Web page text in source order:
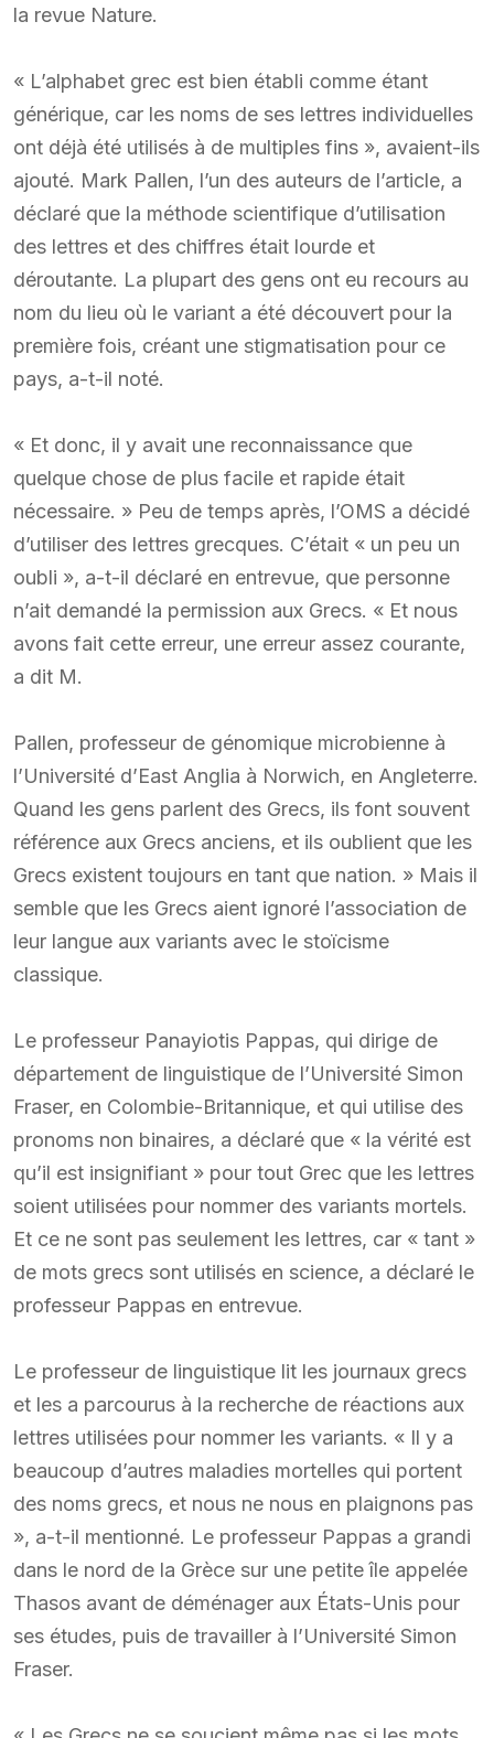
la revue Nature.
« L’alphabet grec est bien établi comme étant
générique, car les noms de ses lettres individuelles
ont déjà été utilisés à de multiples fins », avaient-ils
ajouté. Mark Pallen, l’un des auteurs de l’article, a
déclaré que la méthode scientifique d’utilisation
des lettres et des chiffres était lourde et
déroutante. La plupart des gens ont eu recours au
nom du lieu où le variant a été découvert pour la
première fois, créant une stigmatisation pour ce
pays, a-t-il noté.
« Et donc, il y avait une reconnaissance que
quelque chose de plus facile et rapide était
nécessaire. » Peu de temps après, l’OMS a décidé
d’utiliser des lettres grecques. C’était « un peu un
oubli », a-t-il déclaré en entrevue, que personne
n’ait demandé la permission aux Grecs. « Et nous
avons fait cette erreur, une erreur assez courante,
a dit M.
Pallen, professeur de génomique microbienne à
l’Université d’East Anglia à Norwich, en Angleterre.
Quand les gens parlent des Grecs, ils font souvent
référence aux Grecs anciens, et ils oublient que les
Grecs existent toujours en tant que nation. » Mais il
semble que les Grecs aient ignoré l’association de
leur langue aux variants avec le stoïcisme
classique.
Le professeur Panayiotis Pappas, qui dirige de
département de linguistique de l’Université Simon
Fraser, en Colombie-Britannique, et qui utilise des
pronoms non binaires, a déclaré que « la vérité est
qu’il est insignifiant » pour tout Grec que les lettres
soient utilisées pour nommer des variants mortels.
Et ce ne sont pas seulement les lettres, car « tant »
de mots grecs sont utilisés en science, a déclaré le
professeur Pappas en entrevue.
Le professeur de linguistique lit les journaux grecs
et les a parcourus à la recherche de réactions aux
lettres utilisées pour nommer les variants. « Il y a
beaucoup d’autres maladies mortelles qui portent
des noms grecs, et nous ne nous en plaignons pas
», a-t-il mentionné. Le professeur Pappas a grandi
dans le nord de la Grèce sur une petite île appelée
Thasos avant de déménager aux États-Unis pour
ses études, puis de travailler à l’Université Simon
Fraser.